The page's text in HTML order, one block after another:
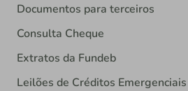
Documentos para terceiros
Consulta Cheque
Extratos da Fundeb
Leilões de Créditos Emergenciais